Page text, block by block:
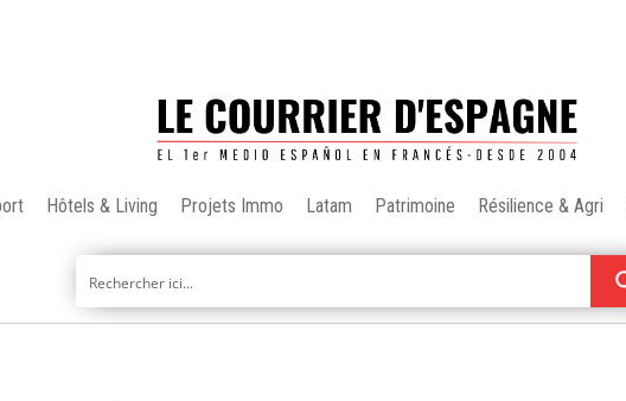
Hôtels & Living Projets Immo Latam Patrimoine Résilience & Agri